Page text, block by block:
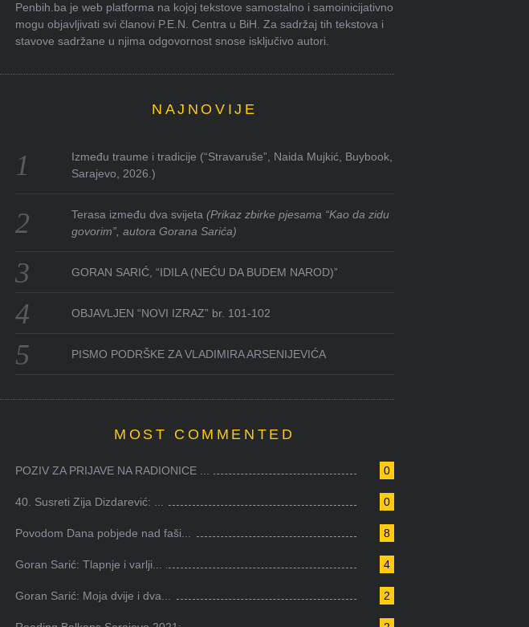
Penbih.ba je web platforma na kojoj tekstove samostalno i samoinicijativno
mogu objavljivati svi članovi P.E.N. Centra u BiH. Za sadržaj tih tekstova i
stavove sadržane u njima odgovornost snose isključivo autori.
NAJNOVIJE
Između traume i tradicije (“Stravaruše”, Naida Mujkić, Buybook,
Sarajevo, 2026.)
Terasa između dva svijeta(Prikaz zbirke pjesama “Kao da zidu
govorim”, autora Gorana Sarića)
GORAN SARIĆ, “IDILA (NEĆU DA BUDEM NAROD)”
OBJAVLJEN “NOVI IZRAZ” br. 101-102
PISMO PODRŠKE ZA VLADIMIRA ARSENIJEVIĆA
MOST COMMENTED
0
POZIV ZA PRIJAVE NA RADIONICE ...
0
40. Susreti Zija Dizdarević: ...
8
Povodom Dana pobjede nad faši...
4
Goran Sarić: Tlapnje i varlji...
2
Goran Sarić: Moja dvije i dva...